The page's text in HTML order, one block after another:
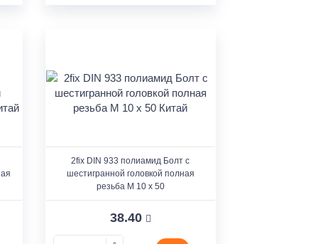
2fix DIN 933 полиамид Болт с
шестигранной головкой полная
резьба M 10 x 50
38.40